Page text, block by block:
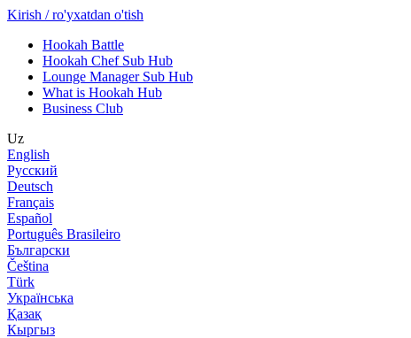
Kirish / ro'yxatdan o'tish
Hookah Battle
Hookah Chef Sub Hub
Lounge Manager Sub Hub
What is Hookah Hub
Business Club
Uz
English
Русский
Deutsch
Français
Español
Português Brasileiro
Български
Čeština
Türk
Українська
Қазақ
Кыргыз